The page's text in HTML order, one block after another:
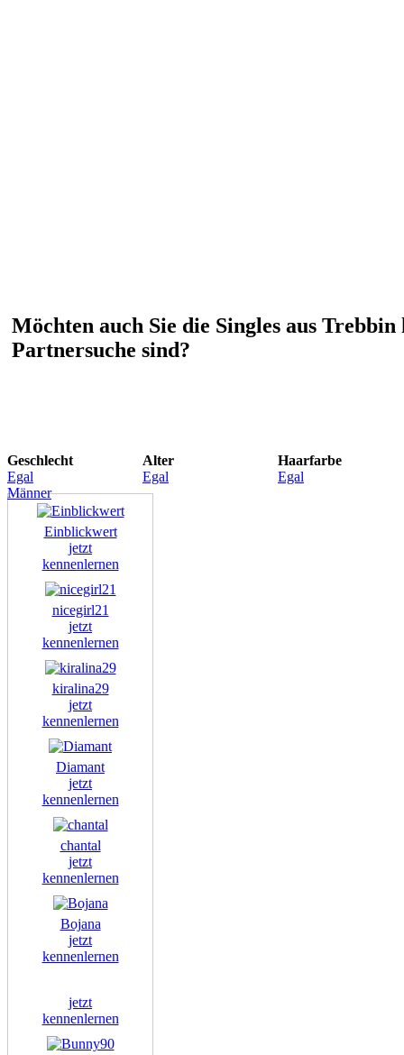
Möchten auch Sie die Singles aus
Partnersuche sind?
Geschlecht
Egal
Männer
Alter
Egal
Haarfarbe
Egal
Einblickwert
jetzt
kennenlernen
nicegirl21
jetzt
kennenlernen
kiralina29
jetzt
kennenlernen
Diamant
jetzt
kennenlernen
chantal
jetzt
kennenlernen
Bojana
jetzt
kennenlernen
jetzt
kennenlernen